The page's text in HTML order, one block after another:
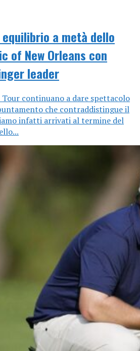
a metà dello
of New Orleans con
leader
continuano a dare spettacolo
che contraddistingue il
infatti arrivati al termine del